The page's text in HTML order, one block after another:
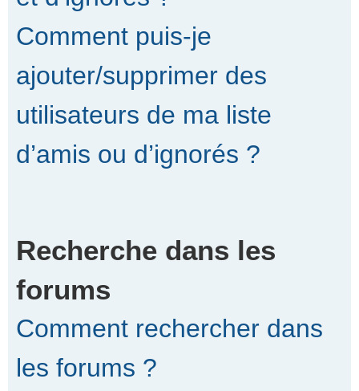
Comment puis-je
ajouter/supprimer des
utilisateurs de ma liste
d’amis ou d’ignorés ?
Recherche dans les
forums
Comment rechercher dans
les forums ?